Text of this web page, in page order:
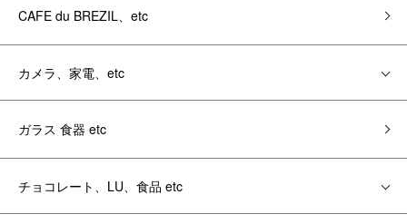
CAFE du BREZIL、etc
カメラ、家電、etc
ガラス 食器 etc
チョコレート、LU、食品 etc